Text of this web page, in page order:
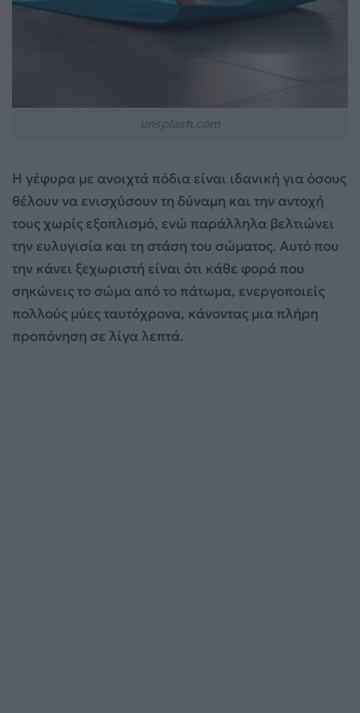
Η γέφυρα με ανοιχτά πόδια είναι ιδανική για όσους
θέλουν να ενισχύσουν τη δύναμη και την αντοχή
τους χωρίς εξοπλισμό, ενώ παράλληλα βελτιώνει
την ευλυγισία και τη στάση του σώματος. Αυτό που
την κάνει ξεχωριστή είναι ότι κάθε φορά που
σηκώνεις το σώμα από το πάτωμα, ενεργοποιείς
πολλούς μύες ταυτόχρονα, κάνοντας μια πλήρη
προπόνηση σε λίγα λεπτά.